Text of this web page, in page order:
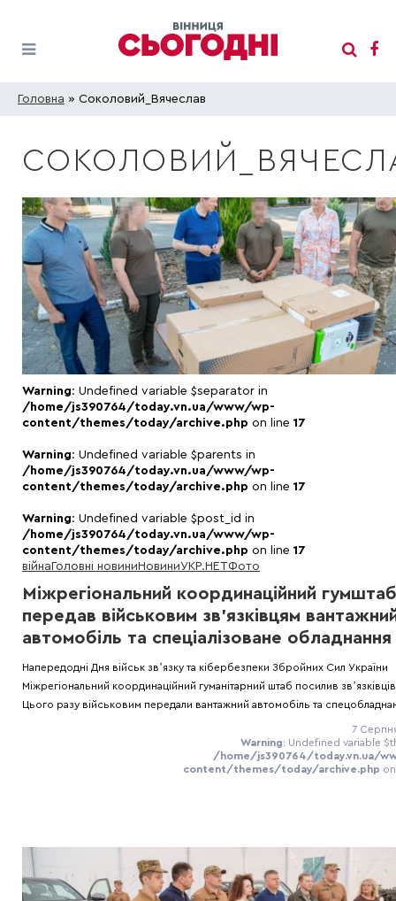
Головна » Соколовий_Вячеслав
Warning: Undefined variable $separator in
/home/js390764/today.vn.ua/www/wp-
content/themes/today/archive.php on line 17
Warning: Undefined variable $parents in
/home/js390764/today.vn.ua/www/wp-
content/themes/today/archive.php on line 17
Warning: Undefined variable $post_id in
/home/js390764/today.vn.ua/www/wp-
content/themes/today/archive.php on line 17
війна Головні новини НовиниУКР.НЕТФото
Міжрегіональний координаційний гумштаб
передав військовим зв’язківцям
автомобіль та спеціалізоване обладнання
Напередодні Дня військ звʼязку та кібербезпеки Збройних Сил України
Міжрегіональний координаційний гуманітарний штаб посилив
Цього разу військовим передали вантажний автомобіль та
7
Warning: Undefined variable
/home/js390764/today.vn.ua/
content/themes/today/archive.php